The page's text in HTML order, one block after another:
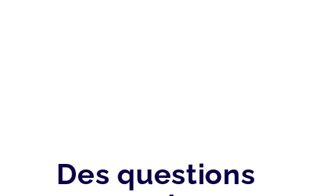
Des questions